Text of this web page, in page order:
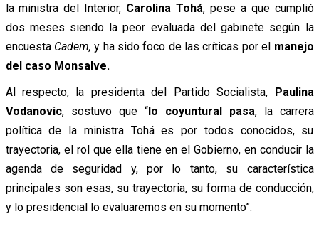
la ministra del Interior, Carolina Tohá, pese a que cumplió
dos meses siendo la peor evaluada del gabinete según la
encuestaCadem,y ha sido foco de las críticas por el manejo
del caso Monsalve.
Al respecto, la presidenta del Partido Socialista, Paulina
Vodanovic, sostuvo que “lo coyuntural pasa, la carrera
política de la ministra Tohá es por todos conocidos, su
trayectoria, el rol que ella tiene en el Gobierno, en conducir la
agenda de seguridad y, por lo tanto, su característica
principales son esas, su trayectoria, su forma de conducción,
y lo presidencial lo evaluaremos en su momento”.